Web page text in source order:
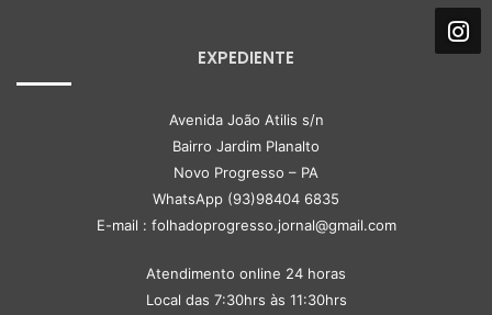
EXPEDIENTE
Avenida João Atilis s/n
Bairro Jardim Planalto
Novo Progresso – PA
WhatsApp (93)98404 6835
E-mail : folhadoprogresso.jornal@gmail.com
Atendimento online 24 horas
Local das 7:30hrs às 11:30hrs